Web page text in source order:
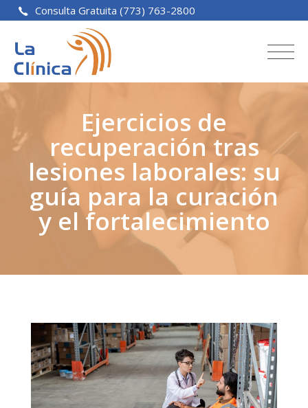
Consulta Gratuita (773) 763-2800
Ejercicios de
recuperación tras
lesiones laborales: su
guía para la curación
y el fortalecimiento